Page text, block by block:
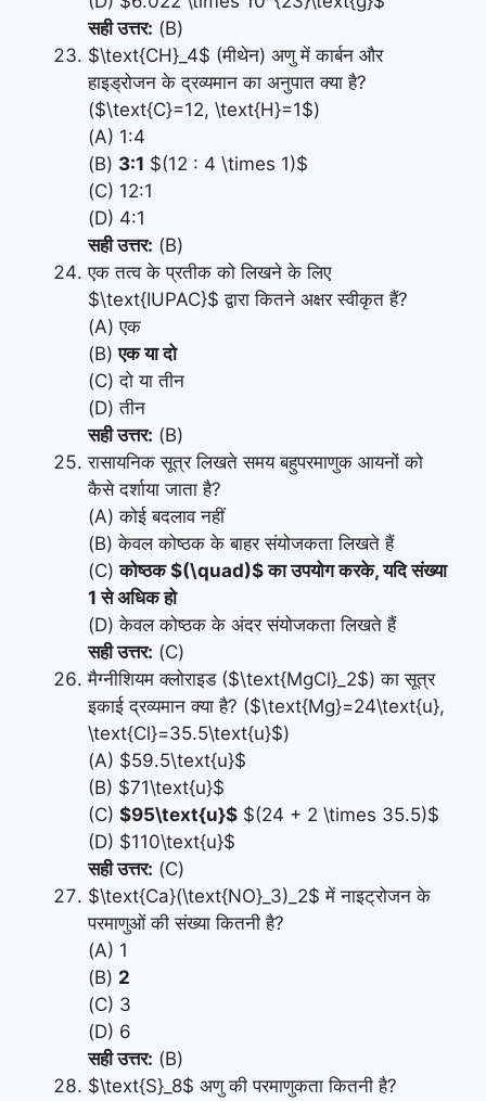
सही उत्तर: (B)
$\text{CH}_4$ (मीथेन) अणु में कार्बन और
हाइड्रोजन के द्रव्यमान का अनुपात क्या है?
($\text{C}=12, \text{H}=1$)
(A) 1:4
(B) 3:1 $(12 : 4 \times 1)$
(C) 12:1
(D) 4:1
सही उत्तर: (B)
एक तत्व के प्रतीक को लिखने के लिए
$\text{IUPAC}$ द्वारा कितने अक्षर स्वीकृत हैं?
(A) एक
(B)एक या दो
(C) दो या तीन
(D) तीन
सही उत्तर: (B)
रासायनिक सूत्र लिखते समय बहुपरमाणुक आयनों को
कैसे दर्शाया जाता है?
(A) कोई बदलाव नहीं
(B) केवल कोष्ठक के बाहर संयोजकता लिखते हैं
(C)कोष्ठक $(\quad)$ का उपयोग करके, यदि संख्या
1 से अधिक हो
(D) केवल कोष्ठक के अंदर संयोजकता लिखते हैं
सही उत्तर: (C)
मैग्नीशियम क्लोराइड ($\text{MgCl}_2$) का सूत्र
इकाई द्रव्यमान क्या है? ($\text{Mg}=24\text{u},
\text{Cl}=35.5\text{u}$)
(A) $59.5\text{u}$
(B) $71\text{u}$
(C) $95\text{u}$ $(24 + 2 \times 35.5)$
(D) $110\text{u}$
सही उत्तर: (C)
$\text{Ca}(\text{NO}_3)_2$ में नाइट्रोजन के
परमाणुओं की संख्या कितनी है?
(A) 1
(B) 2
(C) 3
(D) 6
सही उत्तर: (B)
$\text{S}_8$ अणु की परमाणुकता कितनी है?